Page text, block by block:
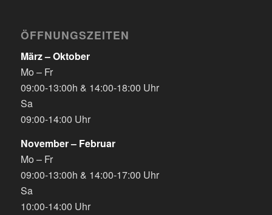
ÖFFNUNGSZEITEN
März – Oktober
Mo – Fr
09:00-13:00h & 14:00-18:00 Uhr
Sa
09:00-14:00 Uhr
November – Februar
Mo – Fr
09:00-13:00h & 14:00-17:00 Uhr
Sa
10:00-14:00 Uhr